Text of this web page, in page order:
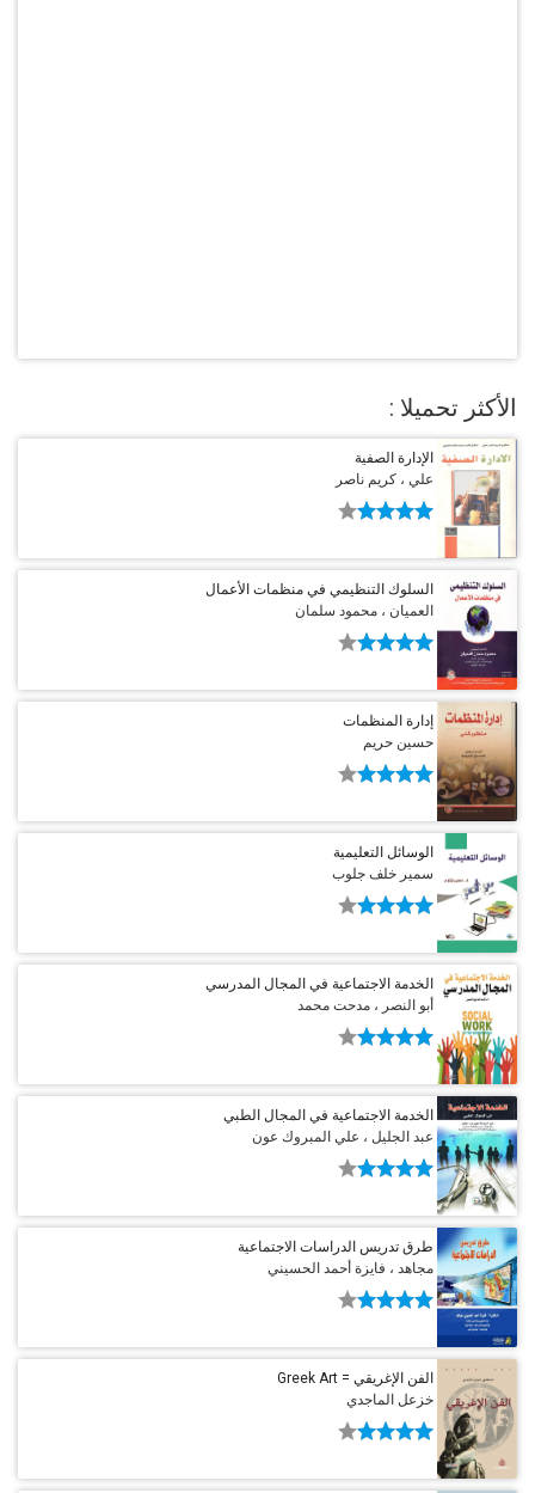
الأكثر تحميلا :
الإدارة الصفية
علي ، كريم ناصر
السلوك التنظيمي في منظمات الأعمال
العميان ، محمود سلمان
إدارة المنظمات
حسين حريم
الوسائل التعليمية
سمير خلف جلوب
الخدمة الاجتماعية في المجال المدرسي
أبو النصر ، مدحت محمد
الخدمة الاجتماعية في المجال الطبي
عبد الجليل ، علي المبروك عون
طرق تدريس الدراسات الاجتماعية
مجاهد ، فايزة أحمد الحسيني
الفن الإغريقي = Greek Art
خزعل الماجدي